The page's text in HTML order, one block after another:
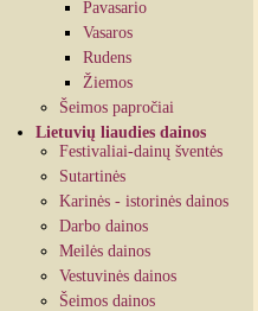
Pavasario
Vasaros
Rudens
Žiemos
Šeimos papročiai
Lietuvių liaudies dainos
Festivaliai-dainų šventės
Sutartinės
Karinės - istorinės dainos
Darbo dainos
Meilės dainos
Vestuvinės dainos
Šeimos dainos